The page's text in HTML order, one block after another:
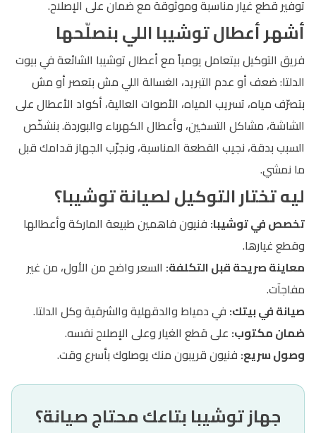
توفير قطع غيار مناسبة وموثوقة مع ضمان على الإصلاح.
أشهر أعطال توشيبا اللي بنصلّحها
فريق التوكيل بيتعامل يومياً مع أعطال توشيبا الشائعة في بيوت
الدلتا: ضعف أو عدم التبريد، الغسالة اللي مش بتعصر أو مش
بتصرّف مياه، تسريب المياه، الأصوات العالية، أكواد الأعطال على
الشاشة، مشاكل التسخين، وأعطال الكهرباء والبوردة. بنشخّص
السبب بدقة، نجيب القطعة المناسبة، ونجرّب الجهاز قدامك قبل
ما نمشي.
ليه تختار التوكيل لصيانة توشيبا؟
تخصص في توشيبا: فنيون فاهمين طبيعة الماركة وأعطالها
وقطع غيارها.
معاينة صريحة قبل التكلفة: السعر واضح من الأول، من غير
مفاجآت.
صيانة في بيتك: في دمياط والدقهلية والشرقية وكل الدلتا.
ضمان مكتوب: على قطع الغيار وعلى الإصلاح نفسه.
وصول سريع: فنيون قريبون منك يوصلوك بأسرع وقت.
جهاز توشيبا بتاعك محتاج صيانة؟